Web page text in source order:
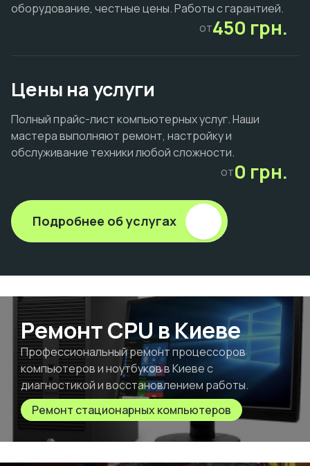
оборудование, честные цены. Работы с гарантией.
от450 грн.
Цены на услуги
Полный прайс-лист компьютерных услуг. Наши
мастера выполняют ремонт, настройку и
обслуживание техники любой сложности.
от0 грн.
Подробнее об услугах
Ремонт CPU в Киеве
Профессиональный ремонт процессоров
компьютеров и ноутбуков в Киеве с
диагностикой и восстановлением работы.
Ремонт стационарных компьютеров